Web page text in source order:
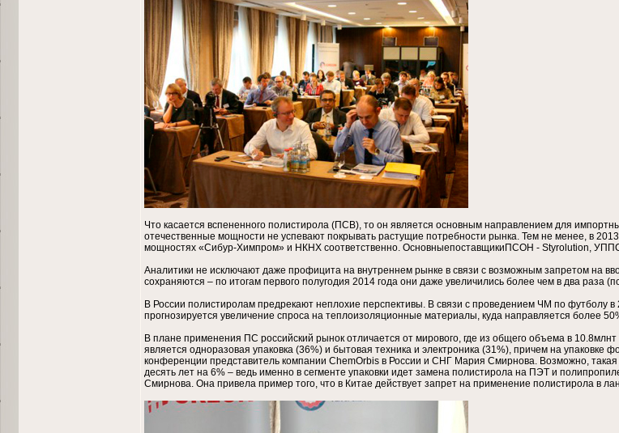
Что касается вспененного полистирола (ПСВ), то он является основным направлением для
отечественные мощности не успевают покрывать растущие потребности рынка. Тем не менее, в
мощностях «Сибур-Химпром» и НКНХ соответственно. ОсновныепоставщикиПСОН - Styrolution,
Аналитики не исключают даже профицита на внутреннем рынке в связи с возможным запретом на
сохраняются – по итогам первого полугодия 2014 года они даже увеличились более чем в два раза
В России полистиролам предрекают неплохие перспективы. В связи с проведением ЧМ по футболу
прогнозируется увеличение спроса на теплоизоляционные материалы, куда направляется более
В плане применения ПС российский рынок отличается от мирового, где из общего объема в
является одноразовая упаковка (36%) и бытовая техника и электроника (31%), причем на
конференции представитель компании ChemOrbis в России и СНГ Мария Смирнова. Возможно,
десять лет на 6% – ведь именно в сегменте упаковки идет замена полистирола на ПЭТ и
Смирнова. Она привела пример того, что в Китае действует запрет на применение полистирола в